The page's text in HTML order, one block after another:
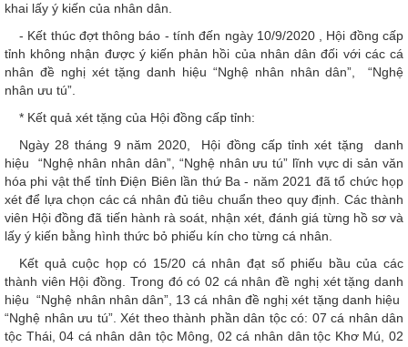
khai lấy ý kiến của nhân dân.
- Kết thúc đợt thông báo - tính đến ngày 10/9/2020 , Hội đồng cấp
tỉnh không nhận được ý kiến phản hồi của nhân dân đối với các cá
nhân đề nghị xét tặng danh hiệu “Nghệ nhân nhân dân”, “Nghệ
nhân ưu tú”.
* Kết quả xét tặng của Hội đồng cấp tỉnh:
Ngày 28 tháng 9 năm 2020, Hội đồng cấp tỉnh xét tặng danh
hiệu “Nghệ nhân nhân dân”, “Nghệ nhân ưu tú” lĩnh vực di sản văn
hóa phi vật thể tỉnh Điện Biên lần thứ Ba - năm 2021 đã tổ chức họp
xét để lựa chọn các cá nhân đủ tiêu chuẩn theo quy định. Các thành
viên Hội đồng đã tiến hành rà soát, nhận xét, đánh giá từng hồ sơ và
lấy ý kiến bằng hình thức bỏ phiếu kín cho từng cá nhân.
Kết quả cuộc họp có 15/20 cá nhân đạt số phiếu bầu của các
thành viên Hội đồng. Trong đó có 02 cá nhân đề nghị xét tặng danh
hiệu “Nghệ nhân nhân dân”, 13 cá nhân đề nghị xét tặng danh hiệu
“Nghệ nhân ưu tú”. Xét theo thành phần dân tộc có: 07 cá nhân dân
tộc Thái, 04 cá nhân dân tộc Mông, 02 cá nhân dân tộc Khơ Mú, 02